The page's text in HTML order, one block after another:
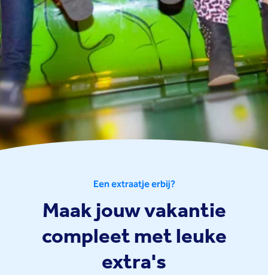
Een extraatje erbij?
Maak jouw vakantie
compleet met leuke
extra's